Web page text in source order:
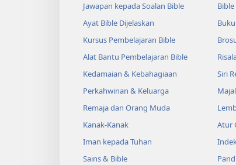
Jawapan kepada Soalan Bible
Ayat Bible Dijelaskan
Kursus Pembelajaran Bible
Alat Bantu Pembelajaran Bible
Kedamaian & Kebahagiaan
Perkahwinan & Keluarga
Remaja dan Orang Muda
Kanak-Kanak
Iman kepada Tuhan
Sains & Bible
Bible
Buku
Siri
Atur